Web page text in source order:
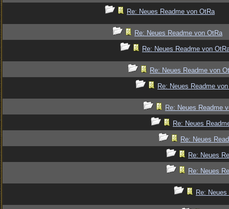
Re: Neues Readme von OtRa
Re: Neues Readme von OtRa
Re: Neues Readme von
Re: Neues Readme von
Re: Neues Readme
Re: Neues Readme
Re: Neues
Re: Neues
Re: Neues
Re: Neues
Re: